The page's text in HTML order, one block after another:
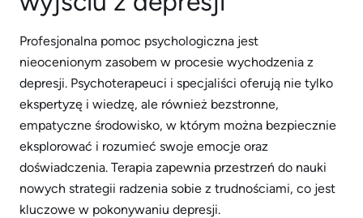
Profesjonalna pomoc psychologiczna jest
nieocenionym zasobem w procesie wychodzenia z
depresji. Psychoterapeuci i specjaliści oferują nie tylko
ekspertyzę i wiedzę, ale również bezstronne,
empatyczne środowisko, w którym można bezpiecznie
eksplorować i rozumieć swoje emocje oraz
doświadczenia. Terapia zapewnia przestrzeń do nauki
nowych strategii radzenia sobie z trudnościami, co jest
kluczowe w pokonywaniu depresji.